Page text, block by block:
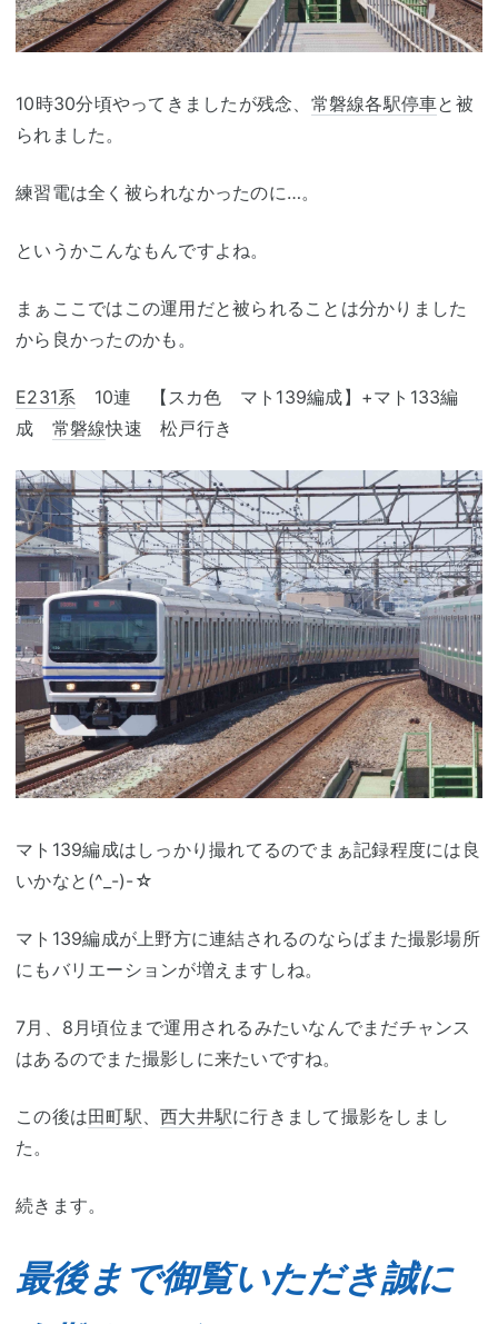
10時30分頃やってきましたが残念、 常磐線各駅停車と被
られました。
練習電は全く被られなかったのに…。
というかこんなもんですよね。
まぁここではこの運用だと被られることは分かりました
から良かったのかも。
E231系 10連 【スカ色 マト139編成】+マト133編
成 常磐線快速 松戸行き
マト139編成はしっかり撮れてるのでまぁ記録程度には良
いかなと(^_-)-☆
マト139編成が上野方に連結されるのならばまた撮影場所
にもバリエーションが増えますしね。
7月、8月頃位まで運用されるみたいなんでまだチャンス
はあるのでまた撮影しに来たいですね。
この後は田町駅 西大井駅に行きまして撮影をしまし
た。
続きます。
最後まで御覧いただき誠に